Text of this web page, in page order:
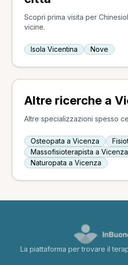
Scopri prima visita per
vicine.
Isola Vicentina Nove
Altre ricerche a
Altre specializzazioni spesso
Osteopata a Vicenza
Massofisioterapista a Vicenza
Naturopata a Vicenza
La piattaforma per trovare il